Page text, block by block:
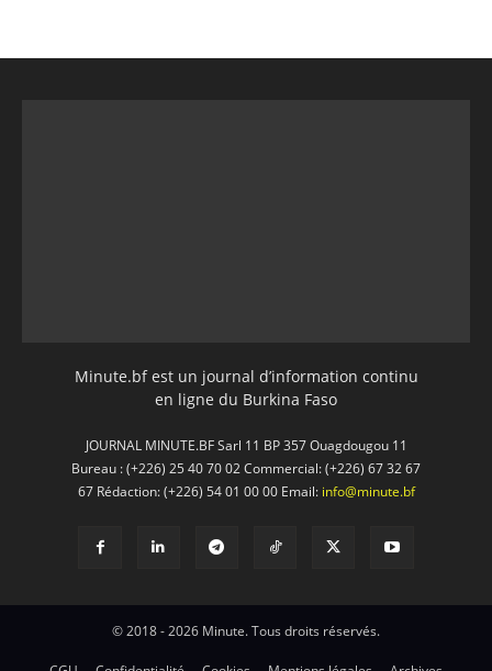
Minute.bf est un journal d’information continu
en ligne du Burkina Faso
JOURNAL MINUTE.BF Sarl 11 BP 357 Ouagdougou 11
Bureau : (+226) 25 40 70 02 Commercial: (+226) 67 32 67
67 Rédaction: (+226) 54 01 00 00 Email: info@minute.bf
© 2018 - 2026 Minute. Tous droits réservés.